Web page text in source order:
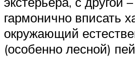
гармонично вписать
окружающий
(особенно лесной)